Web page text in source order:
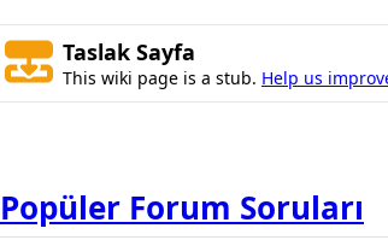
Taslak Sayfa
This wiki page is a stub. Help us
Popüler Forum Soruları